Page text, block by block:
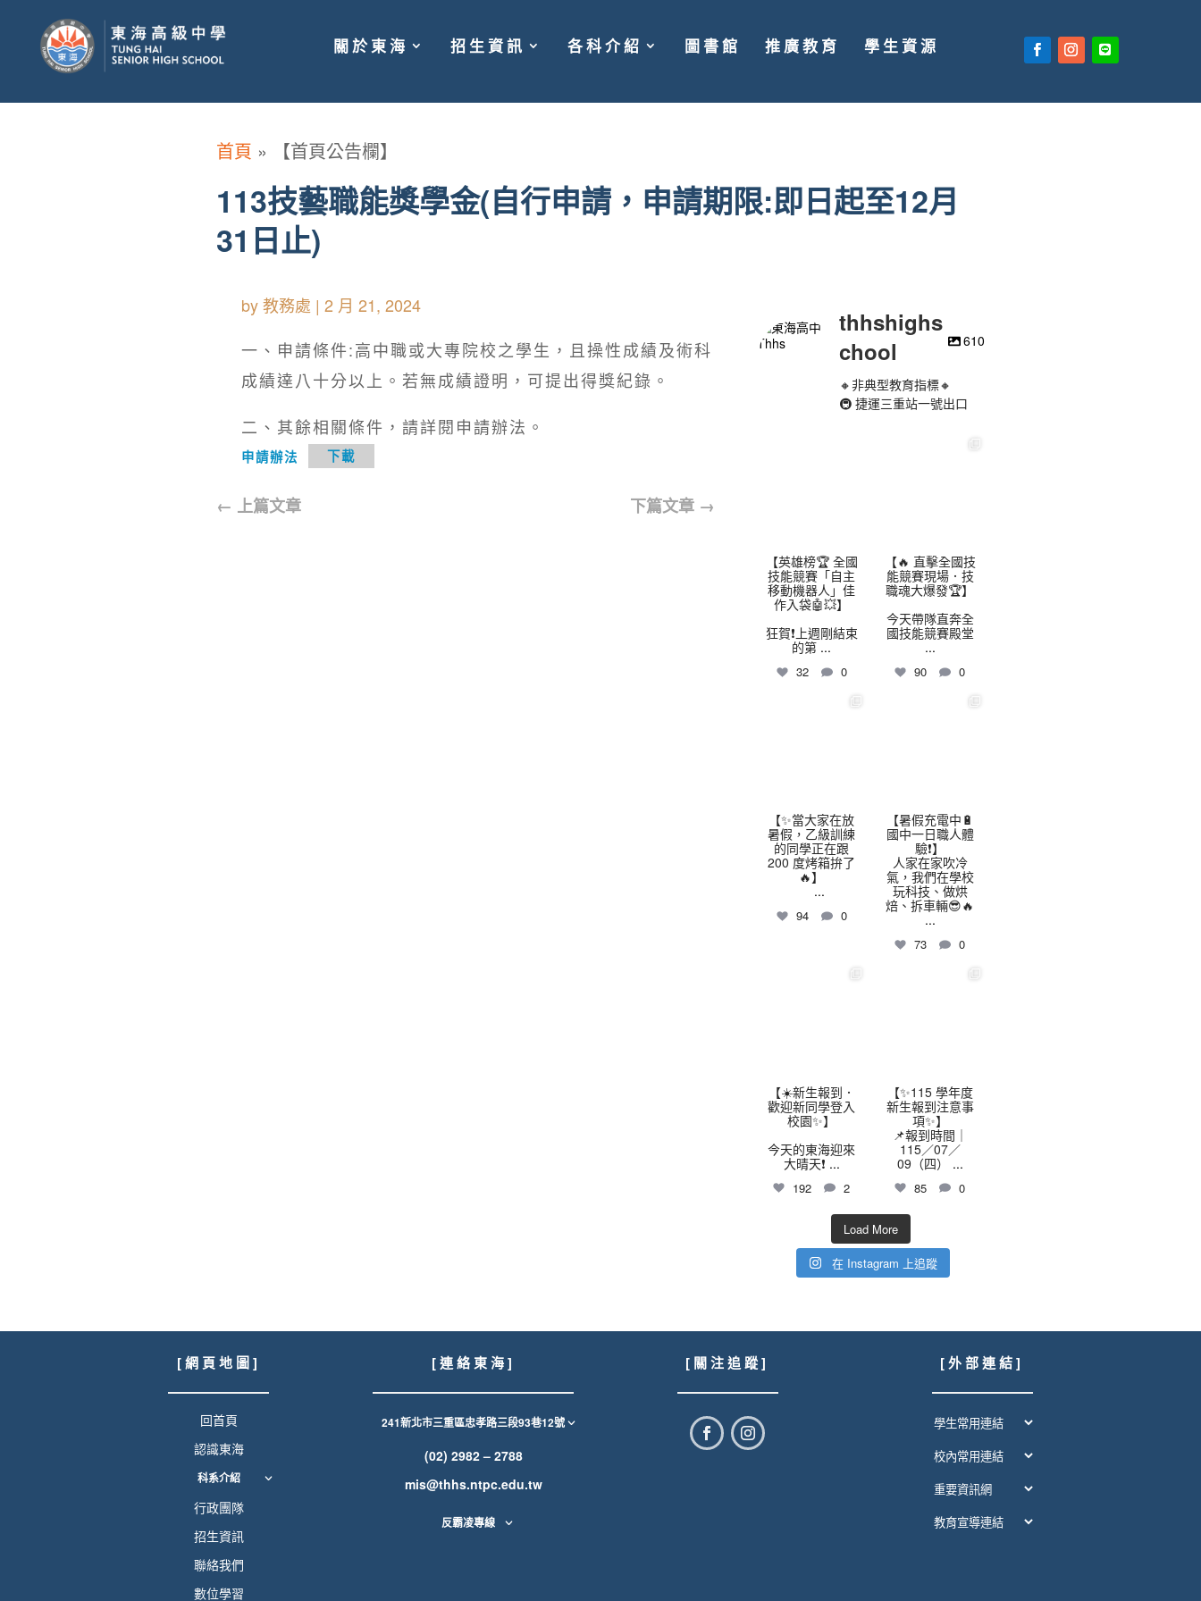
關於東海 招生資訊 各科介紹 圖書館 推廣教育 學生資源
首頁 » 【首頁公告欄】
113技藝職能獎學金(自行申請，申請期限:即日起至12月
31日止)
by教務處 | 2 月 21, 2024
一、申請條件:高中職或大專院校之學生，且操性成績及術科
成績達八十分以上。若無成績證明，可提出得獎紀錄。
二、其餘相關條件，請詳閱申請辦法。
申請辦法 下載
← 上篇文章 下篇文章→
thhshighs
chool
610
🔸非典型教育指標🔸
🚇 捷運三重站一號出口
【英雄榜🏆 全國
技能競賽「自主
移動機器人」佳
作入袋🤖💥】
狂賀❗上週剛結束
的第 ...
32 0
【🔥 直擊全國技
能競賽現場．技
職魂大爆發🏆】
今天帶隊直奔全
國技能競賽殿堂
...
90 0
【✨當大家在放
暑假，乙級訓練
的同學正在跟
200 度烤箱拚了
🔥】
...
94 0
【暑假充電中🔋
國中一日職人體
驗❗】
人家在家吹冷
氣，我們在學校
玩科技、做烘
焙、拆車輛😎🔥
...
73 0
【☀️新生報到．
歡迎新同學登入
校園✨】
今天的東海迎來
大晴天❗ ...
192 2
【✨115 學年度
新生報到注意事
項✨】
📌報到時間｜
115／07／
09（四）
...
85 0
Load More
在 Instagram 上追蹤
[ 網 頁 地 圖 ]
回首頁
認識東海
科系介紹
行政團隊
招生資訊
聯絡我們
數位學習
[ 連 絡 東 海 ]
241新北市三重區忠孝路三段93巷12號
(02) 2982 – 2788
mis@thhs.ntpc.edu.tw
反霸凌專線
[ 關 注 追 蹤 ] [ 外 部 連 結 ]